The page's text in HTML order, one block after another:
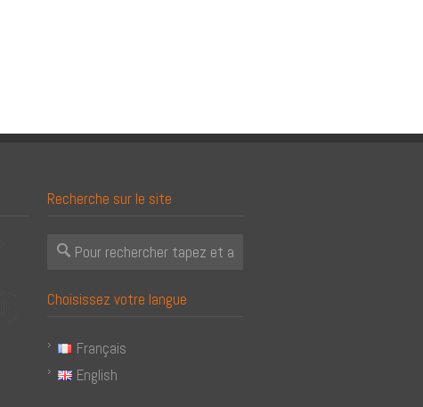
Recherche sur le site
Choisissez votre langue
Français
English